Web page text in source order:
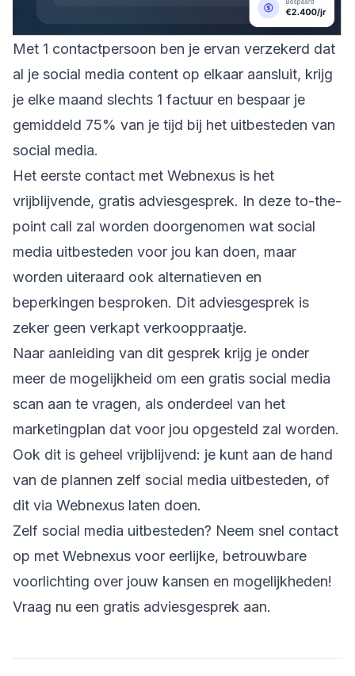
Met 1 contactpersoon ben je ervan verzekerd dat
al je social media content op elkaar aansluit, krijg
je elke maand slechts 1 factuur en bespaar je
gemiddeld 75% van je tijd bij het uitbesteden van
social media.
Het eerste contact met Webnexus is het
vrijblijvende, gratis adviesgesprek. In deze to-the-
point call zal worden doorgenomen wat social
media uitbesteden voor jou kan doen, maar
worden uiteraard ook alternatieven en
beperkingen besproken. Dit adviesgesprek is
zeker geen verkapt verkooppraatje.
Naar aanleiding van dit gesprek krijg je onder
meer de mogelijkheid om een gratis social media
scan aan te vragen, als onderdeel van het
marketingplan dat voor jou opgesteld zal worden.
Ook dit is geheel vrijblijvend: je kunt aan de hand
van de plannen zelf social media uitbesteden, of
dit via Webnexus laten doen.
Zelf social media uitbesteden? Neem snel contact
op met Webnexus voor eerlijke, betrouwbare
voorlichting over jouw kansen en mogelijkheden!
Vraag nu een gratis adviesgesprek aan.